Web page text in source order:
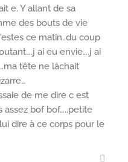
e. Y allant de sa
des bouts de vie
ce matin..du coup
ai eu envie….j ai
tête ne lâchait
de me dire c est
assez bof bof…..petite
dire à ce corps pour le